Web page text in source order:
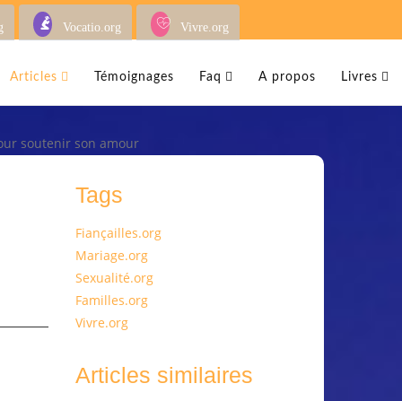
Vocatio.org Vivre.org
Articles Témoignages Faq A propos Livres
soutenir son amour
Tags
Fiançailles.org
Mariage.org
Sexualité.org
Familles.org
Vivre.org
Articles similaires